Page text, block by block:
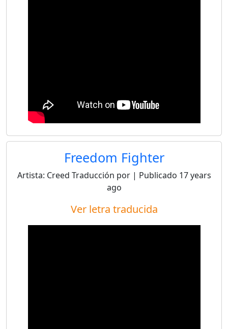
Freedom Fighter
Artista: Creed Traducción por | Publicado 17 years
ago
Ver letra traducida